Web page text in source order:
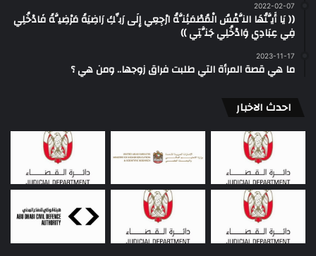
2022-02-07
(( يَا أَيَّتُهَا النَّفْسُ الْمُطْمَئِنَّةُ ارْجِعِي إِلَى رَبِّكِ رَاضِيَةً مَرْضِيَّةً فَادْخُلِي
فِي عِبَادِي وَادْخُلِي جَنَّتِي ))
2023-11-17
ما هي قصة المرأة التي طلبت فراق زوجها.. ومن هي ؟
احدث الاخبار